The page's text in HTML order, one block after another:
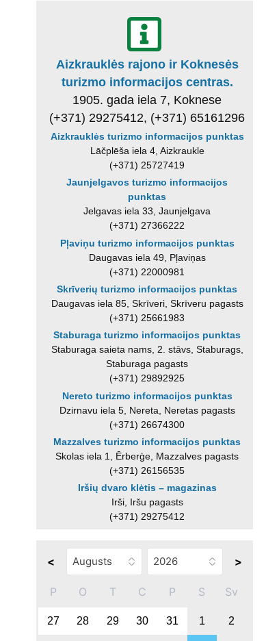
Aizkrauklės rajono ir Koknesės
turizmo informacijos centras.
1905. gada iela 7, Koknese
(+371) 29275412, (+371) 65161296
Aizkrauklės turizmo informacijos punktas
Lāčplēša iela 4, Aizkraukle
(+371) 25727419
Jaunjelgavos turizmo informacijos
punktas
Jelgavas iela 33, Jaunjelgava
(+371) 27366222
Pļaviņu turizmo informacijos punktas
Daugavas iela 49, Pļaviņas
(+371) 22000981
Skrīverių turizmo informacijos punktas
Daugavas iela 85, Skrīveri, Skrīveru pagasts
(+371) 25661983
Staburaga turizmo informacijos punktas
Staburaga saieta nams, 2. stāvs, Staburags,
Staburaga pagasts
(+371) 29892925
Nereto turizmo informacijos punktas
Dzirnavu iela 5, Nereta, Neretas pagasts
(+371) 26674300
Mazzalves turizmo informacijos punktas
Skolas iela 1, Ērberģe, Mazzalves pagasts
(+371) 26156535
Iršių dvaro klėtis – magazinas
Irši, Iršu pagasts
(+371) 29275412
< >
P O T C P S Sv
27 28 29 30 31 1 2